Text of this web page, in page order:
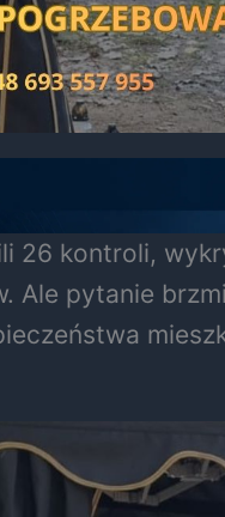
26 kontroli,
Ale pytanie